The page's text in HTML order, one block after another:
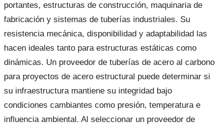
portantes, estructuras de construcción, maquinaria de
fabricación y sistemas de tuberías industriales. Su
resistencia mecánica, disponibilidad y adaptabilidad las
hacen ideales tanto para estructuras estáticas como
dinámicas. Un proveedor de tuberías de acero al carbono
para proyectos de acero estructural puede determinar si
su infraestructura mantiene su integridad bajo
condiciones cambiantes como presión, temperatura e
influencia ambiental. Al seleccionar un proveedor de